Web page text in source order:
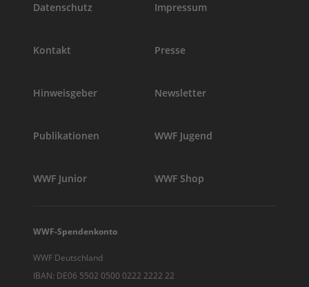
Datenschutz Impressum
Kontakt Presse
Hinweisgeber Newsletter
Publikationen WWF Jugend
WWF Junior WWF Shop
WWF-Spendenkonto
WWF Deutschland
IBAN: DE06 5502 0500 0222 2222 22